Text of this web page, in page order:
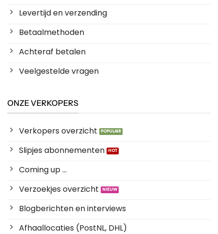
Levertijd en verzending
Betaalmethoden
Achteraf betalen
Veelgestelde vragen
ONZE VERKOPERS
Verkopers overzicht
Slipjes abonnementen
Coming up ...
Verzoekjes overzicht
Blogberichten en interviews
Afhaallocaties (PostNL, DHL)